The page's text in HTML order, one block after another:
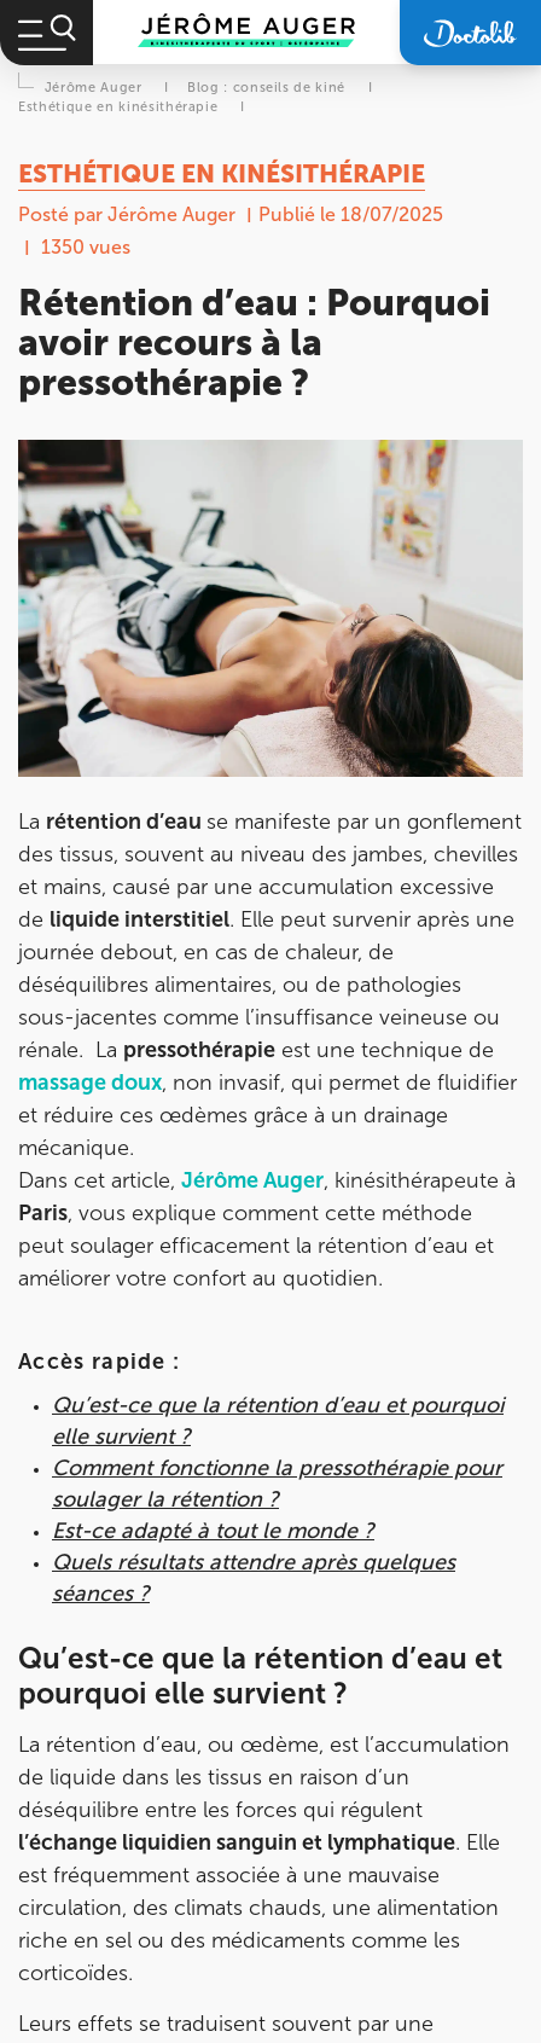
Jérôme Auger I Blog : conseils de kiné
I
Esthétique en kinésithérapie
I
ESTHÉTIQUE EN KINÉSITHÉRAPIE
Posté par Jérôme Auger
Publié le 18/07/2025
1350 vues
Rétention d’eau : Pourquoi
avoir recours à la
pressothérapie ?
La rétention d’eau se manifeste par un gonflement
des tissus, souvent au niveau des jambes, chevilles
et mains, causé par une accumulation excessive
de liquide interstitiel. Elle peut survenir après une
journée debout, en cas de chaleur, de
déséquilibres alimentaires, ou de pathologies
sous-jacentes comme l’insuffisance veineuse ou
rénale. La pressothérapie est une technique de
massage doux, non invasif, qui permet de fluidifier
et réduire ces œdèmes grâce à un drainage
mécanique.
Dans cet article, Jérôme Auger, kinésithérapeute à
Paris, vous explique comment cette méthode
peut soulager efficacement la rétention d’eau et
améliorer votre confort au quotidien.
Accès rapide :
Qu’est-ce que la rétention d’eau et pourquoi
elle survient ?
Comment fonctionne la pressothérapie pour
soulager la rétention ?
Est-ce adapté à tout le monde ?
Quels résultats attendre après quelques
séances ?
Qu’est-ce que la rétention d’eau et
pourquoi elle survient ?
La rétention d’eau, ou œdème, est l’accumulation
de liquide dans les tissus en raison d’un
déséquilibre entre les forces qui régulent
l’échange liquidien sanguin et lymphatique. Elle
est fréquemment associée à une mauvaise
circulation, des climats chauds, une alimentation
riche en sel ou des médicaments comme les
corticoïdes.
Leurs effets se traduisent souvent par une
Prendre rendez-vous
avec les équipes
de Jérôme Auger
Bénéficiez de l’expertise de Jérôme Augeren
prenant rendez-vous avecses équipesdans votre
IK – Institut Kinésithérapie
de chez vous ou chezKOSS, votre allié sport du
quotidien.
IK PARIS 16 – TROCADÉRO
8 Av. de Camoens 75116 Paris
8 Av. de Camoens 75116 Paris
01 42 15 22 46
Prenez RDV sur
Prenez RDV sur
75015 Paris
75015 Paris
01 43 31 00 33
Prenez RDV sur
Prenez RDV sur
IK PARIS 6 – CASSETTE
1 Rue Cassette 75006 Paris
01 42 84 06 95
Prenez RDV sur
3 Av. André Morizet 92100 Boulogne-
Billancourt
3 Av. André Morizet 92100 Boulogne-Billancourt
01 48 25 34 79
Prenez RDV sur